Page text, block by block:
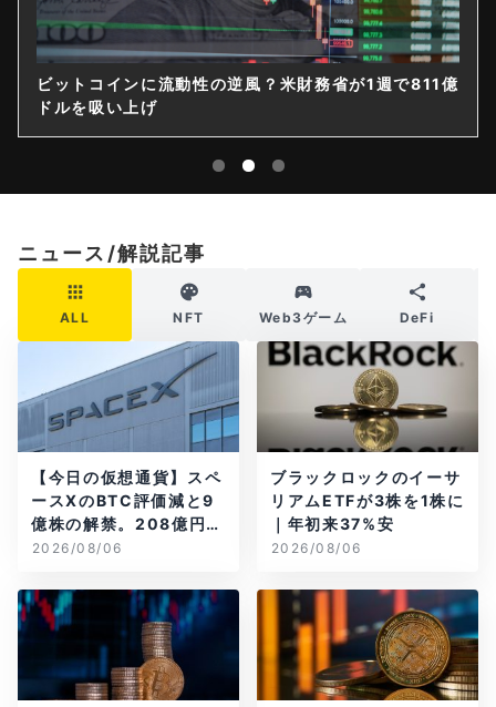
1週で811億
ゲームストップ、保有4710BTCのうち直接
｜14億ドル社債を株式化
ニュース/解説記事
ALL NFT Web3ゲーム DeFi
【今日の仮想通貨】スペ
ースXのBTC評価減と9
億株の解禁。208億円相
当のBTCが盗難
2026/08/06
ブラックロックのイーサ
リアムETFが3株を1株に
｜年初来37%安
2026/08/06